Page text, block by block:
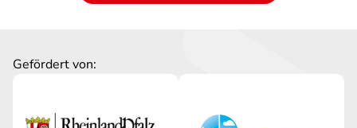
Gefördert von: